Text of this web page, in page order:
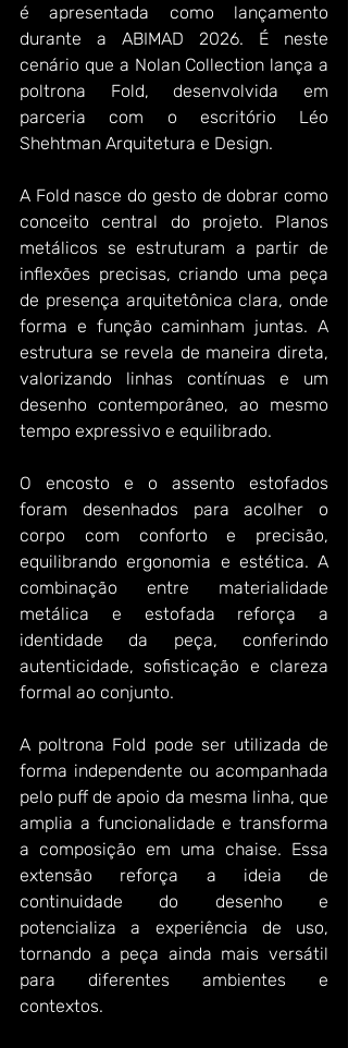
é apresentada como lançamento
durante a ABIMAD 2026. É neste
cenário que a Nolan Collection lança a
poltrona Fold, desenvolvida em
parceria com o escritório Léo
Shehtman Arquitetura e Design.
A Fold nasce do gesto de dobrar como
conceito central do projeto. Planos
metálicos se estruturam a partir de
inflexões precisas, criando uma peça
de presença arquitetônica clara, onde
forma e função caminham juntas. A
estrutura se revela de maneira direta,
valorizando linhas contínuas e um
desenho contemporâneo, ao mesmo
tempo expressivo e equilibrado.
O encosto e o assento estofados
foram desenhados para acolher o
corpo com conforto e precisão,
equilibrando ergonomia e estética. A
combinação entre materialidade
metálica e estofada reforça a
identidade da peça, conferindo
autenticidade, sofisticação e clareza
formal ao conjunto.
A poltrona Fold pode ser utilizada de
forma independente ou acompanhada
pelo puff de apoio da mesma linha, que
amplia a funcionalidade e transforma
a composição em uma chaise. Essa
extensão reforça a ideia de
continuidade do desenho e
potencializa a experiência de uso,
tornando a peça ainda mais versátil
para diferentes ambientes e
contextos.